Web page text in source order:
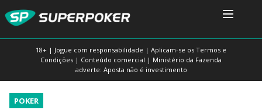
18+ | Jogue com responsabilidade | Aplicam-se os Termos e
Condições | Conteúdo comercial | Ministério da Fazenda
adverte: Aposta não é investimento
POKER